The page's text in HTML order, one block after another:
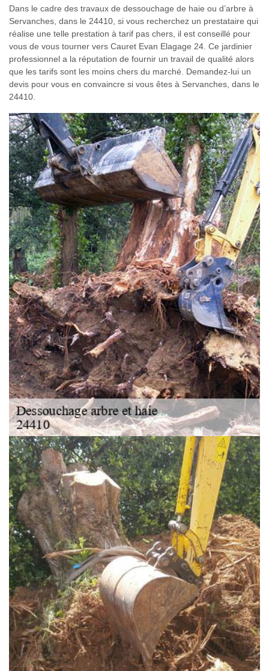
Dans le cadre des travaux de dessouchage de haie ou d’arbre à
Servanches, dans le 24410, si vous recherchez un prestataire qui
réalise une telle prestation à tarif pas chers, il est conseillé pour
vous de vous tourner vers Cauret Evan Elagage 24. Ce jardinier
professionnel a la réputation de fournir un travail de qualité alors
que les tarifs sont les moins chers du marché. Demandez-lui un
devis pour vous en convaincre si vous êtes à Servanches, dans le
24410.